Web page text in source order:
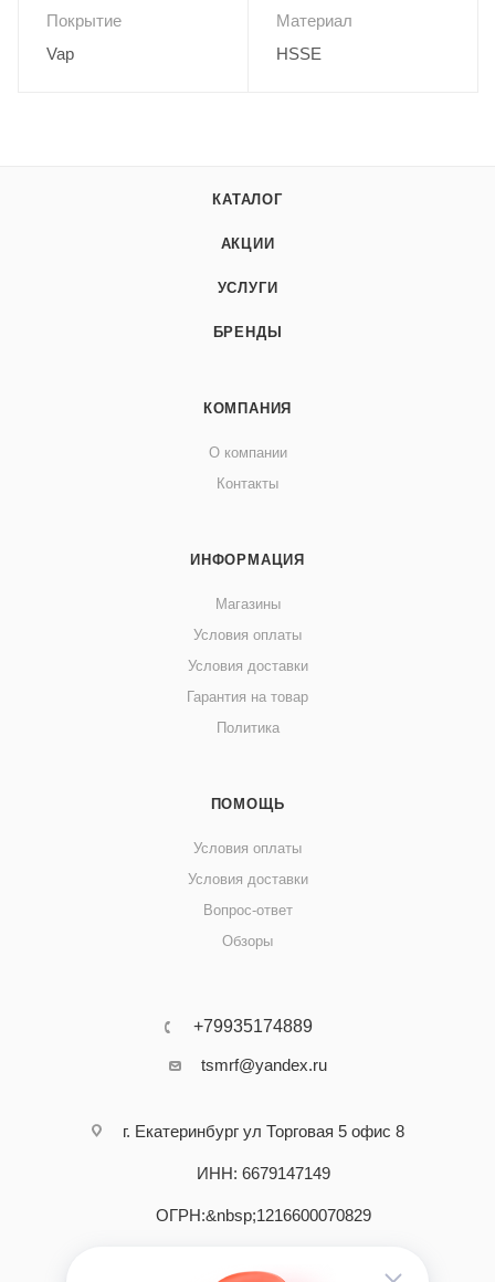
Покрытие
Vap
Материал
HSSE
КАТАЛОГ
АКЦИИ
УСЛУГИ
БРЕНДЫ
КОМПАНИЯ
О компании
Контакты
ИНФОРМАЦИЯ
Магазины
Условия оплаты
Условия доставки
Гарантия на товар
Политика
ПОМОЩЬ
Условия оплаты
Условия доставки
Вопрос-ответ
Обзоры
+79935174889
tsmrf@yandex.ru
г. Екатеринбург ул Торговая 5 офис 8
ИНН: 6679147149
ОГРН:&nbsp;1216600070829